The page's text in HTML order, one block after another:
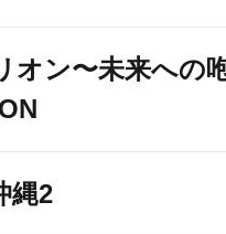
オン〜未来への
縄2